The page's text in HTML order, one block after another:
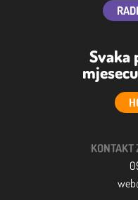
Svaka
KONTAKT